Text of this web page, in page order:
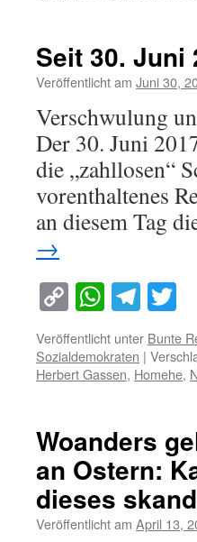
Seit 30. Juni
Veröffentlicht am Juni 30,
Verschwulung
Der 30. Juni
die „zahllosen“
vorenthaltenes
an diesem Tag
→
Copy
Link
Veröffentlicht unter Bunte
Sozialdemokraten |
Herbert Gassen, Homehe,
Woanders
an Ostern:
dieses
Veröffentlicht am April 13,